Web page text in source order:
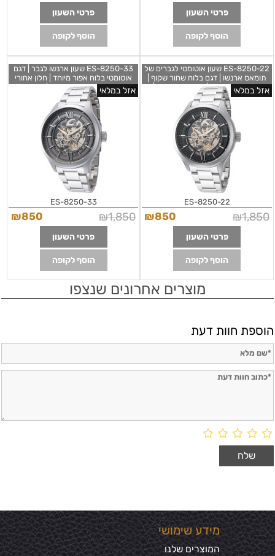
פרטי השעון
הוסף לקופה
פרטי השעון
הוסף לקופה
ES-8250-22 שעון אוטומטי לגברים של
תומאס ארנשו | דגם בלוח שחור שקוף |
חלון אחורי פתוח | שנתיים אחריות |
Thomas Earnshaw Men's ES-
8250-22 Ruskin 43mm Black
Stainless Steel Watch
אזל במלאי
ES-8250-22
₪1,850
₪850
פרטי השעון
הוסף לקופה
ES-8250-33 שעון ארנשו לגבר | דגם
אוטומטי בלוח אפור מיוחד | חלון אחורי
שקוף כולל שנתיים אחריות | Thomas
Earnshaw Men's ES-8250-33
Ruskin 43mm Grey
אזל במלאי
ES-8250-33
₪1,850
₪850
פרטי השעון
הוסף לקופה
מוצרים אחרונים שנצפו
הוספת חוות דעת
מידע שימושי
המוצרים שלנו